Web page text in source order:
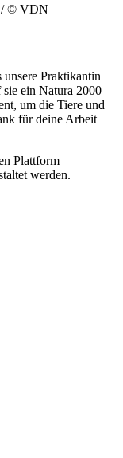
/ © VDN
Praktikantin
ein Natura 2000
um die Tiere und
für deine Arbeit
Plattform
werden.